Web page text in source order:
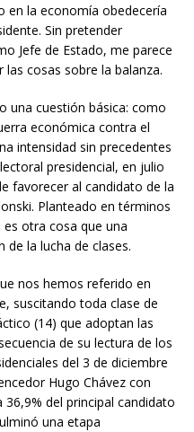
en la economía obedecería
Sin pretender
Jefe de Estado, me parece
cosas sobre la balanza.
una cuestión básica: como
económica contra el
intensidad sin precedentes
presidencial, en julio
favorecer al candidato de la
Planteado en términos
otra cosa que una
de la lucha de clases.
nos hemos referido en
suscitando toda clase de
(14) que adoptan las
de su lectura de los
del 3 de diciembre
Hugo Chávez con
del principal candidato
una etapa